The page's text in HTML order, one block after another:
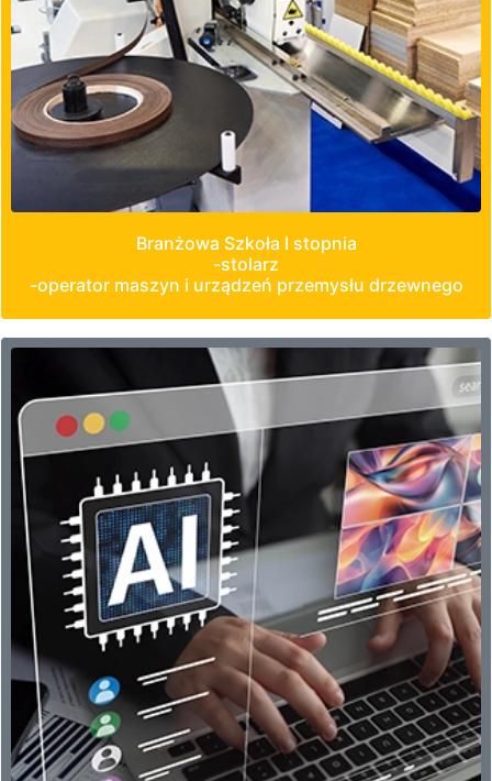
Branżowa Szkoła I stopnia
-stolarz
-operator maszyn i urządzeń przemysłu drzewnego